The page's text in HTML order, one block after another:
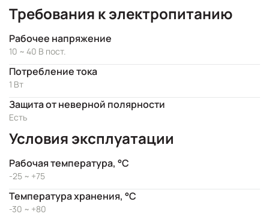
Требования к электропитанию
Рабочее напряжение
10 ~ 40 В пост.
Потребление тока
1 Вт
Защита от неверной полярности
Есть
Условия эксплуатации
Рабочая температура, °C
-25 ~ +75
Температура хранения, °C
-30 ~ +80